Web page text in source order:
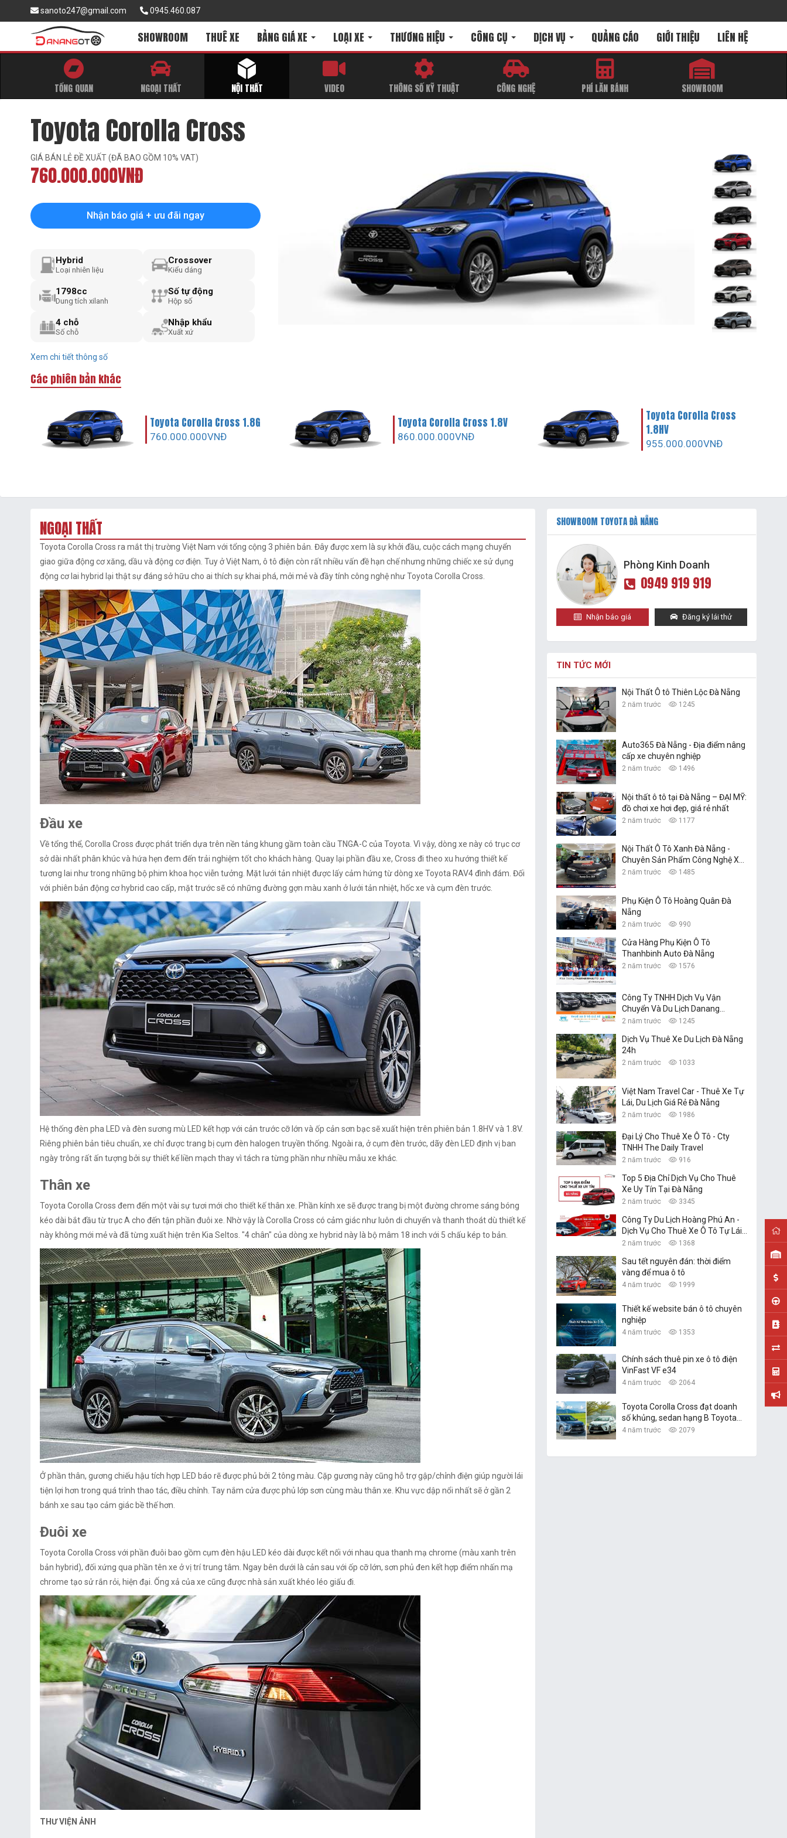
sanoto247@gmail.com 0945.460.087
SHOWROOM THUÊ XE BẢNG GIÁ XE LOẠI XE THƯƠNG HIỆU CÔNG CỤ DỊCH VỤ QUẢNG CÁO GIỚI THIỆU LIÊN HỆ
TỔNG QUAN NGOẠI THẤT NỘI THẤT VIDEO THÔNG SỐ KỸ THUẬT CÔNG NGHỆ PHÍ LĂN BÁNH SHOWROOM
Toyota Corolla Cross
GIÁ BÁN LẺ ĐỀ XUẤT (ĐÃ BAO GỒM 10% VAT)
760.000.000VNĐ
Nhận báo giá + ưu đãi ngay
Hybrid
Loại nhiên liệu
Crossover
Kiểu dáng
1798cc
Dung tích xilanh
Số tự động
Hộp số
4 chỗ
Số chỗ
Nhập khẩu
Xuất xứ
Xem chi tiết thông số
Các phiên bản khác
Toyota Corolla Cross 1.8G
760.000.000VNĐ
Toyota Corolla Cross 1.8V
860.000.000VNĐ
Toyota Corolla Cross
1.8HV
955.000.000VNĐ
NGOẠI THẤT
Toyota Corolla Cross ra mắt thị trường Việt Nam với tổng cộng 3 phiên bản. Đây được xem là sự khởi đầu, cuộc cách mạng chuyển
giao giữa động cơ xăng, dầu và động cơ điện. Tuy ở Việt Nam, ô tô điện còn rất nhiều vấn đề hạn chế nhưng những chiếc xe sử dụng
động cơ lai hybrid lại thật sự đáng sở hữu cho ai thích sự khai phá, mởi mẻ và đầy tính công nghệ như Toyota Corolla Cross.
Đầu xe
Về tổng thể, Corolla Cross được phát triển dựa trên nền tảng khung gầm toàn cầu TNGA-C của Toyota. Vì vậy, dòng xe này có trục cơ
sở dài nhất phân khúc và hứa hẹn đem đến trải nghiệm tốt cho khách hàng. Quay lại phần đầu xe, Cross đi theo xu hướng thiết kế
tương lai như trong những bộ phim khoa học viễn tưởng. Mặt lưới tản nhiệt được lấy cảm hứng từ dòng xe Toyota RAV4 đình đám. Đối
với phiên bản động cơ hybrid cao cấp, mặt trước sẽ có những đường gợn màu xanh ở lưới tản nhiệt, hốc xe và cụm đèn trước.
Hệ thống đèn pha LED và đèn sương mù LED kết hợp với cản trước cỡ lớn và ốp cản sơn bạc sẽ xuất hiện trên phiên bản 1.8HV và 1.8V.
Riêng phiên bản tiêu chuẩn, xe chỉ được trang bị cụm đèn halogen truyền thống. Ngoài ra, ở cụm đèn trước, dãy đèn LED định vị ban
ngày trông rất ấn tượng bởi sự thiết kế liền mạch thay vì tách ra từng phần như nhiều mẫu xe khác.
Thân xe
Toyota Corolla Cross đem đến một vài sự tươi mới cho thiết kế thân xe. Phần kính xe sẽ được trang bị một đường chrome sáng bóng
kéo dài bắt đầu từ trục A cho đến tận phần đuôi xe. Nhờ vậy là Corolla Cross có cảm giác như luôn di chuyển và thanh thoát dù thiết kế
này không mới mẻ và đã từng xuất hiện trên Kia Seltos. "4 chân" của dòng xe hybrid này là bộ mâm 18 inch với 5 chấu kép to bản.
Ở phần thân, gương chiếu hậu tích hợp LED báo rẽ được phủ bởi 2 tông màu. Cặp gương này cũng hỗ trợ gập/chỉnh điện giúp người lái
tiện lợi hơn trong quá trình thao tác, điều chỉnh. Tay nắm cửa được phủ lớp sơn cùng màu thân xe. Khu vực dập nổi nhất sẽ ở gần 2
bánh xe sau tạo cảm giác bề thế hơn.
Đuôi xe
Toyota Corolla Cross với phần đuôi bao gồm cụm đèn hậu LED kéo dài được kết nối với nhau qua thanh mạ chrome (màu xanh trên
bản hybrid), đối xứng qua phần tên xe ở vị trí trung tâm. Ngay bên dưới là cản sau với ốp cỡ lớn, sơn phủ đen kết hợp điểm nhấn mạ
chrome tạo sử rắn rỏi, hiện đại. Ống xả của xe cũng được nhà sản xuất khéo léo giấu đi.
THƯ VIỆN ẢNH
SHOWROOM TOYOTA ĐÀ NẴNG
Phòng Kinh Doanh
0949 919 919
Nhận báo giá Đăng ký lái thử
TIN TỨC MỚI
Nội Thất Ô tô Thiên Lộc Đà Nẵng
2 năm trước 1245
Auto365 Đà Nẵng - Địa điểm nâng
cấp xe chuyên nghiệp
2 năm trước 1496
Nội thất ô tô tại Đà Nẵng – ĐẠI MỸ:
đồ chơi xe hơi đẹp, giá rẻ nhất
2 năm trước 1177
Nội Thất Ô Tô Xanh Đà Nẵng -
Chuyên Sản Phẩm Công Nghệ Xe
Hơi
2 năm trước 1485
Phụ Kiện Ô Tô Hoàng Quân Đà
Nẵng
2 năm trước 990
Cửa Hàng Phụ Kiện Ô Tô
Thanhbinh Auto Đà Nẵng
2 năm trước 1576
Công Ty TNHH Dịch Vụ Vận
Chuyển Và Du Lịch Danang
Transfer
2 năm trước 1245
Dịch Vụ Thuê Xe Du Lịch Đà Nẵng
24h
2 năm trước 1033
Việt Nam Travel Car - Thuê Xe Tự
Lái, Du Lịch Giá Rẻ Đà Nẵng
2 năm trước 1986
Đại Lý Cho Thuê Xe Ô Tô - Cty
TNHH The Daily Travel
2 năm trước 916
Top 5 Địa Chỉ Dịch Vụ Cho Thuê
Xe Uy Tín Tại Đà Nẵng
2 năm trước 3345
Công Ty Du Lịch Hoàng Phú An -
Dịch Vụ Cho Thuê Xe Ô Tô Tự Lái,
Xe Du Lịch Đà Nẵng
2 năm trước 1368
Sau tết nguyên đán: thời điểm
vàng để mua ô tô
4 năm trước 1999
Thiết kế website bán ô tô chuyên
nghiệp
4 năm trước 1353
Chính sách thuê pin xe ô tô điện
VinFast VF e34
4 năm trước 2064
Toyota Corolla Cross đạt doanh
số khủng, sedan hạng B Toyota
Vios vững ngôi vàng
4 năm trước 2079